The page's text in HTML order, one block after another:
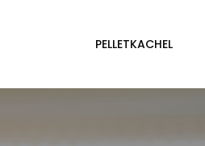
PELLETKACHEL